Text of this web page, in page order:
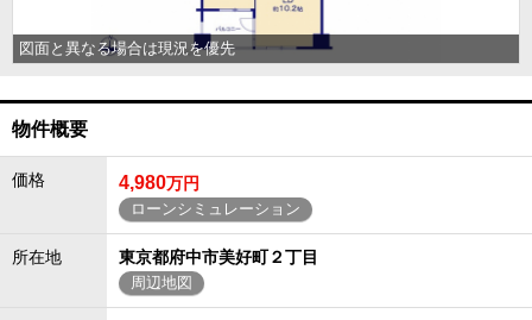
図面と異なる場合は現況を優先
物件概要
価格 4,980万円
ローンシミュレーション
所在地 東京都府中市美好町２丁目
周辺地図